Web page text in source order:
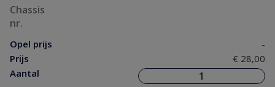
Chassis
nr.
Opel prijs
-
Prijs
€ 28,00
Aantal